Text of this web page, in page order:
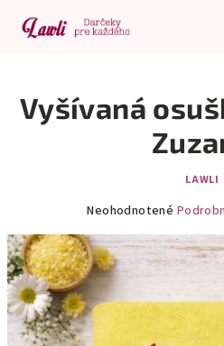
obsah
Vyšívaná
LAWLI
produktu
je
0,0
z
5
hviezdičiek.
Neohodnotené